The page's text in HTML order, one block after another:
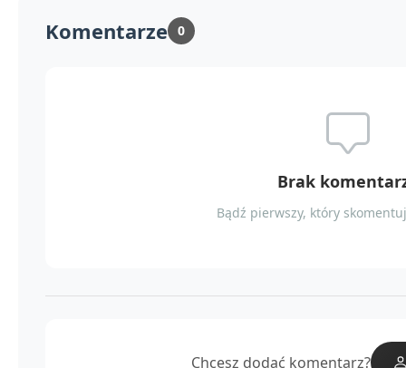
Komentarze 0
Brak
Bądź pierwszy, który
Chcesz dodać komentarz?